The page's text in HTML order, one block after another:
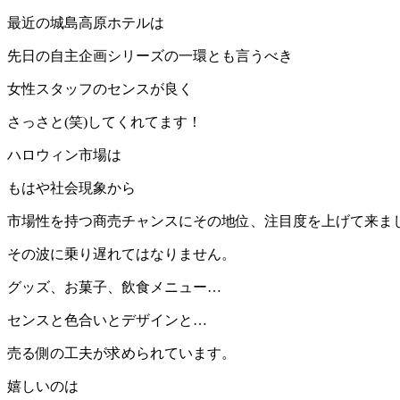
最近の城島高原ホテルは
先日の自主企画シリーズの一環とも言うべき
女性スタッフのセンスが良く
さっさと(笑)してくれてます！
ハロウィン市場は
もはや社会現象から
市場性を持つ商売チャンスにその地位、注目度を上げて来ま
その波に乗り遅れてはなりません。
グッズ、お菓子、飲食メニュー…
センスと色合いとデザインと…
売る側の工夫が求められています。
嬉しいのは